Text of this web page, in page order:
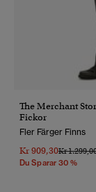
The Merchant
Fickor
Fler Färger Finns
Kr 909,30Pris
Kr
Du Sparar 30 %